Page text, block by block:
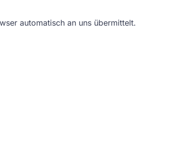
automatisch an uns übermittelt.